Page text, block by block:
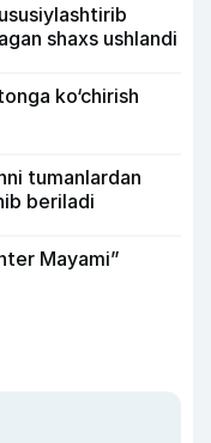
shaxs ushlandi
ko‘chirish
tumanlardan
beriladi
Mayami”